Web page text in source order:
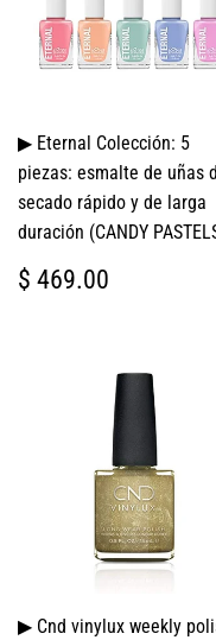
▶ Eternal Colección: 5
piezas: esmalte de uñas
secado rápido y de larga
duración (CANDY
PRECIO
HABITUAL
$ 469.00
▶ Cnd vinylux weekly